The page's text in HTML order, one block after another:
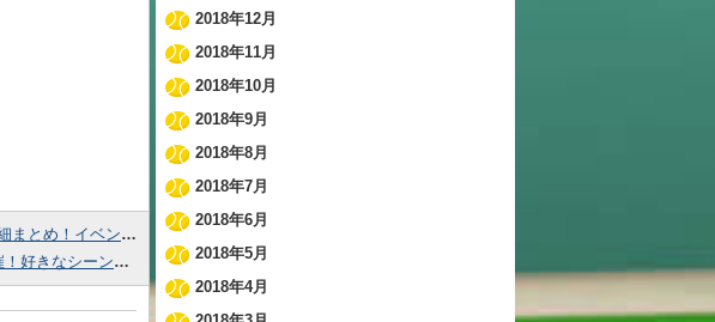
ptを大量獲得しよう！
アップに設定できる！
2018年12月
2018年11月
2018年10月
2018年9月
2018年8月
2018年7月
2018年6月
2018年5月
2018年4月